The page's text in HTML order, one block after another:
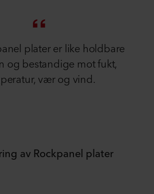
plater er like holdbare
og bestandige mot fukt,
vær og vind.
av Rockpanel plater